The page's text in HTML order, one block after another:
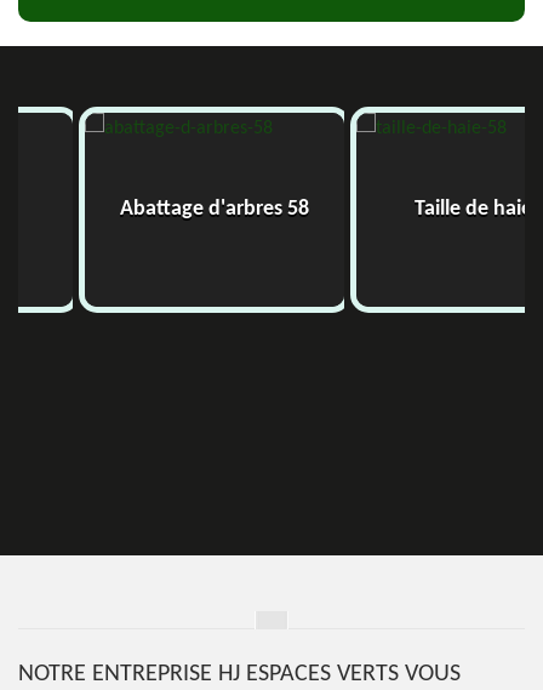
Abattage d'arbres 58 Taille de haie
NOTRE ENTREPRISE HJ ESPACES VERTS VOUS